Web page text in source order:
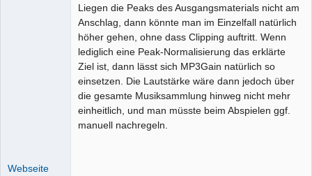
Liegen die Peaks des Ausgangsmaterials nicht am
Anschlag, dann könnte man im Einzelfall natürlich
höher gehen, ohne dass Clipping auftritt. Wenn
lediglich eine Peak-Normalisierung das erklärte
Ziel ist, dann lässt sich MP3Gain natürlich so
einsetzen. Die Lautstärke wäre dann jedoch über
die gesamte Musiksammlung hinweg nicht mehr
einheitlich, und man müsste beim Abspielen ggf.
manuell nachregeln.
Webseite